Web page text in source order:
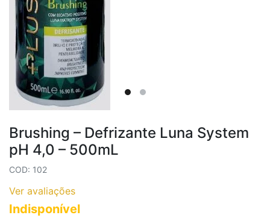
Brushing – Defrizante Luna System
pH 4,0 – 500mL
COD: 102
Ver avaliações
Indisponível